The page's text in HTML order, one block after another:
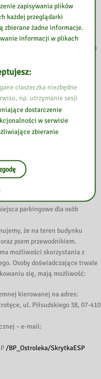
dysponuje windą z
niepełnosprawnych. W
na parterze oraz I
Winda nie posiada wszystkich
Braille’a ani oznaczeń
dla osób niewidomych i
informująca o rozkładzie
budynku w formie
środków technicznych do
korzystającej z psa
parkingowe dla osób
że na teren budynku
psem przewodnikiem.
możliwości skorzystania z
Osoby doświadczające trwale
się, mają możliwość:
kierowanej na adres:
ul. Piłsudskiego 38, 07-410
– e-mail:
/BP_Ostroleka/SkrytkaESP
zapisywania plików
każdej przeglądarki
zbierane żadne informacje.
informacji w plikach
ciasteczka niezbędne
np. utrzymanie sesji
dostarczenie
w serwisie
zbieranie